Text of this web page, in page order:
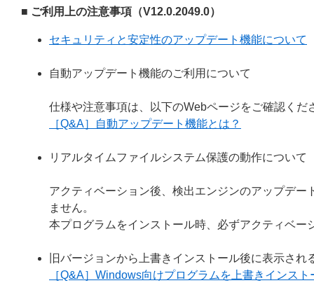
■ ご利用上の注意事項（V12.0.2049.0）
セキュリティと安定性のアップデート機能について
自動アップデート機能のご利用について
仕様や注意事項は、以下のWebページをご確認くだ
［Q&A］自動アップデート機能とは？
リアルタイムファイルシステム保護の動作について
アクティベーション後、検出エンジンのアップデ
ません。
本プログラムをインストール時、必ずアクティベ
旧バージョンから上書きインストール後に表示され
［Q&A］Windows向けプログラムを上書きインス